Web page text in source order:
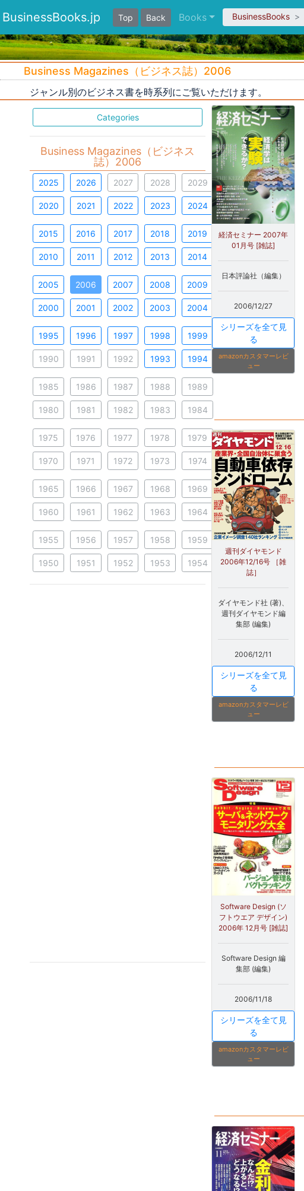
BusinessBooks.jp Top Back Books BusinessBooks
Business Magazines（ビジネス誌）2006
ジャンル別のビジネス書を時系列にご覧いただけます。
Categories
Business Magazines（ビジネス
誌）2006
2025 2026 2027 2028 2029
2020 2021 2022 2023 2024
2015 2016 2017 2018 2019
2010 2011 2012 2013 2014
2005 2006 2007 2008 2009
2000 2001 2002 2003 2004
1995 1996 1997 1998 1999
1990 1991 1992 1993 1994
1985 1986 1987 1988 1989
1980 1981 1982 1983 1984
1975 1976 1977 1978 1979
1970 1971 1972 1973 1974
1965 1966 1967 1968 1969
1960 1961 1962 1963 1964
1955 1956 1957 1958 1959
1950 1951 1952 1953 1954
経済セミナー 2007年
01月号 [雑誌]
日本評論社（編集）
2006/12/27
シリーズを全て見
る
amazonカスタマーレビ
ュー
週刊ダイヤモンド
2006年12/16号 ［雑
誌］
ダイヤモンド社 (著)、
週刊ダイヤモンド編
集部 (編集)
2006/12/11
シリーズを全て見
る
amazonカスタマーレビ
ュー
Software Design (ソ
フトウエア デザイン)
2006年 12月号 [雑誌]
Software Design 編
集部 (編集)
2006/11/18
シリーズを全て見
る
amazonカスタマーレビ
ュー